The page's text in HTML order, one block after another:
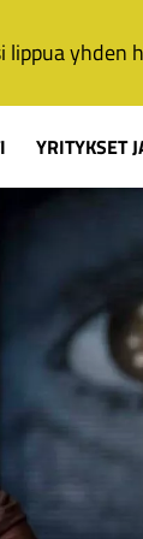
lippua yhden
YRITYKSET